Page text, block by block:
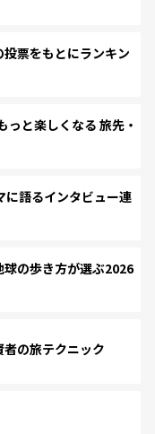
票をもとにランキン
と楽しくなる 旅先・
に語るインタビュー連
の歩き方が選ぶ2026
の旅テクニック